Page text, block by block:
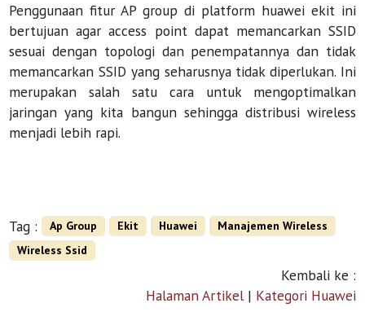
Penggunaan fitur AP group di platform huawei ekit ini
bertujuan agar access point dapat memancarkan SSID
sesuai dengan topologi dan penempatannya dan tidak
memancarkan SSID yang seharusnya tidak diperlukan. Ini
merupakan salah satu cara untuk mengoptimalkan
jaringan yang kita bangun sehingga distribusi wireless
menjadi lebih rapi.
Tag : Ap Group Ekit Huawei
Manajemen Wireless
Wireless Ssid
Kembali ke :
Halaman Artikel| Kategori Huawei